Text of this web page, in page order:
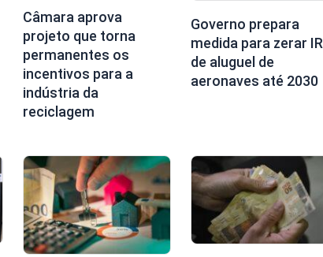
Câmara aprova
projeto que torna
permanentes os
incentivos para a
indústria da
reciclagem
Governo prepara
medida para zerar IR
de aluguel de
aeronaves até 2030